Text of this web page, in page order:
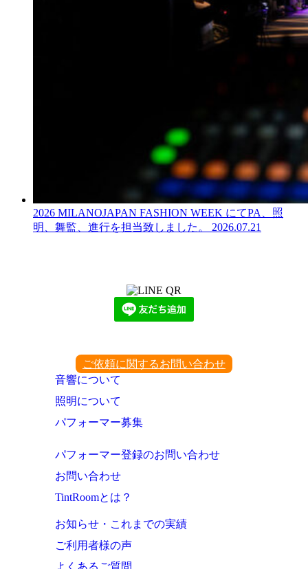
2026 MILANOJAPAN FASHION WEEK にてPA、照
明、舞監、進行を担当致しました。
2026.07.21
ご依頼に関するお問い合わせ
音響について
照明について
パフォーマー募集
パフォーマー登録のお問い合わせ
お問い合わせ
TintRoomとは？
お知らせ・これまでの実績
ご利用者様の声